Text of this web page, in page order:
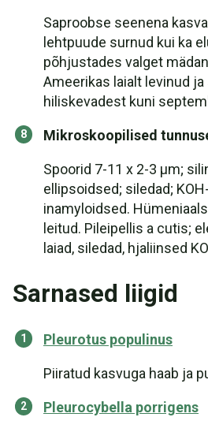
Saproobse seenena
lehtpuude surnud kui ka
põhjustades valget
Ameerikas laialt levinud ja
hiliskevadest kuni
Mikroskoopilised
Spoorid 7-11 x 2-3 µm;
ellipsoidsed; siledad;
inamyloidsed.
leitud. Pileipellis a cutis;
laiad, siledad, hjaliinsed
Sarnased liigid
Pleurotus populinus
Piiratud kasvuga haab ja
Pleurocybella porrigens